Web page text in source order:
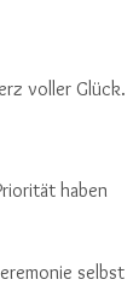
voller Glück.
haben
selbst